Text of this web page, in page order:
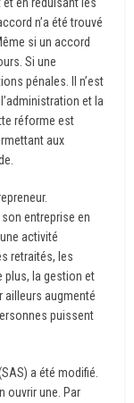
n’a été trouvé
si un accord
Si une
pénales. Il n’est
et la
réforme est
aux
son entreprise en
activité
retraités, les
plus, la gestion et
ailleurs augmenté
puissent
a été modifié.
ouvrir une. Par